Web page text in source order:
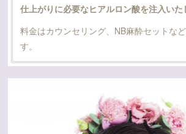
仕上がりに必要なヒアルロン酸を注入いた
料金はカウンセリング、NB麻酔セットな
す。